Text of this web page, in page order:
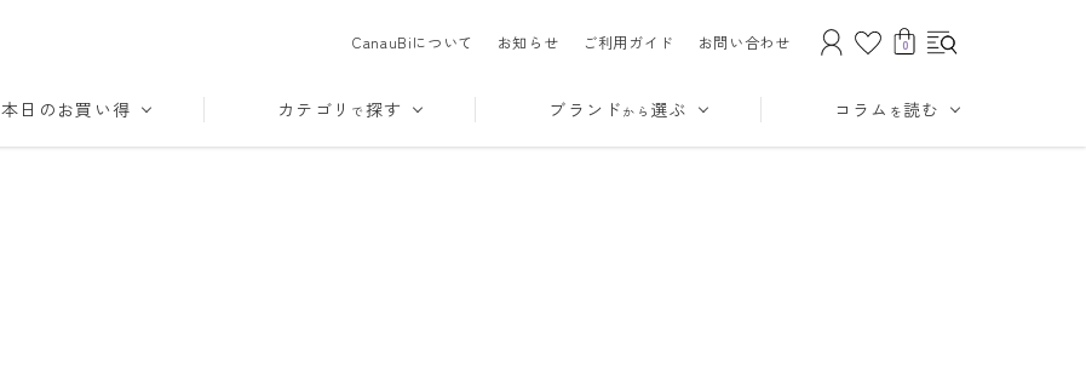
CanauBiについて お知らせ ご利用ガイド お問い合わせ 0
本日のお買い得 カテゴリ で探す ブランド から 選ぶ コラム を読む